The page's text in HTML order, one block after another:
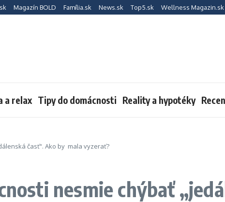
Magazín BOLD Família.sk News.sk Top5.sk Wellness Magazin.sk
a relax Tipy do domácnosti Reality a hypotéky
časť“. Ako by mala vyzerať?
nesmie chýbať